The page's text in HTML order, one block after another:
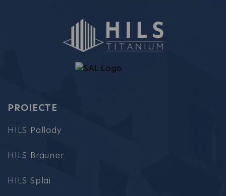
PROIECTE
HILS Pallady
HILS Brauner
HILS Splai